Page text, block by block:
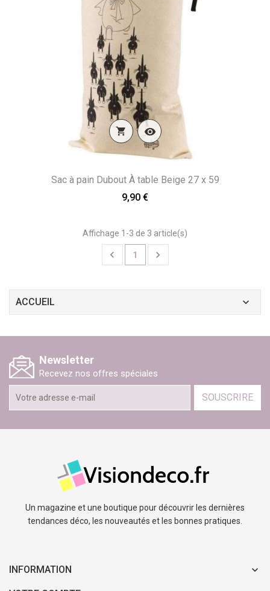
 
Sac à pain Dubout À table Beige 27 x 59
9,90 €
Affichage 1-3 de 3 article(s)
 1 
ACCUEIL
Newsletter
Recevez nos offres spéciales
SOUSCRIRE
Un magazine et une boutique pour découvrir les dernières
tendances déco, les nouveautés et les bonnes pratiques.
INFORMATION